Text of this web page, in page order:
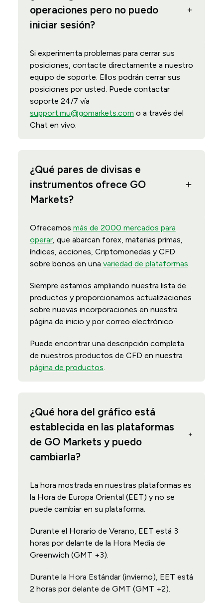
operaciones pero no puedo
iniciar sesión?
Si experimenta problemas para cerrar sus
posiciones, contacte directamente a nuestro
equipo de soporte. Ellos podrán cerrar sus
posiciones por usted. Puede contactar
soporte 24/7 vía
support.mu@gomarkets.com o a través del
Chat en vivo.
¿Qué pares de divisas e
instrumentos ofrece GO
Markets?
Ofrecemos más de 2000 mercados para
operar, que abarcan forex, materias primas,
índices, acciones, Criptomonedas y CFD
sobre bonos en una variedad de plataformas.
Siempre estamos ampliando nuestra lista de
productos y proporcionamos actualizaciones
sobre nuevas incorporaciones en nuestra
página de inicio y por correo electrónico.
Puede encontrar una descripción completa
de nuestros productos de CFD en nuestra
página de productos.
¿Qué hora del gráfico está
establecida en las plataformas
de GO Markets y puedo
cambiarla?
La hora mostrada en nuestras plataformas es
la Hora de Europa Oriental (EET) y no se
puede cambiar en su plataforma.
Durante el Horario de Verano, EET está 3
horas por delante de la Hora Media de
Greenwich (GMT +3).
Durante la Hora Estándar (invierno), EET está
2 horas por delante de GMT (GMT +2).